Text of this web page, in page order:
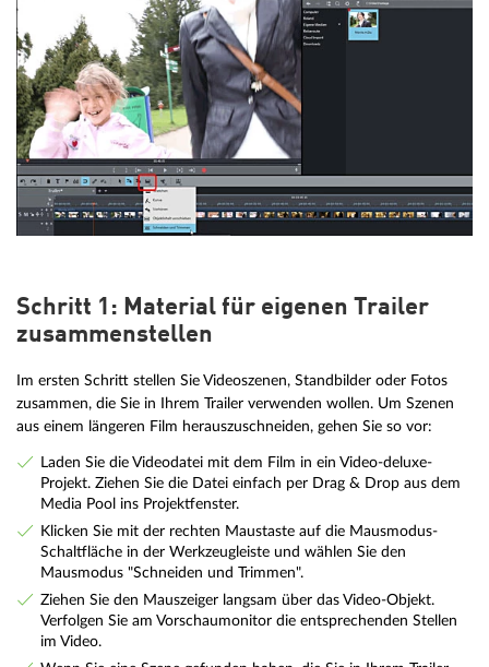
Schritt 1: Material für eigenen Trailer
zusammenstellen
Im ersten Schritt stellen Sie Videoszenen, Standbilder oder Fotos
zusammen, die Sie in Ihrem Trailer verwenden wollen. Um Szenen
aus einem längeren Film herauszuschneiden, gehen Sie so vor:
Laden Sie die Videodatei mit dem Film in ein Video-deluxe-
Projekt. Ziehen Sie die Datei einfach per Drag & Drop aus dem
Media Pool ins Projektfenster.
Klicken Sie mit der rechten Maustaste auf die Mausmodus-
Schaltfläche in der Werkzeugleiste und wählen Sie den
Mausmodus "Schneiden und Trimmen".
Ziehen Sie den Mauszeiger langsam über das Video-Objekt.
Verfolgen Sie am Vorschaumonitor die entsprechenden Stellen
im Video.